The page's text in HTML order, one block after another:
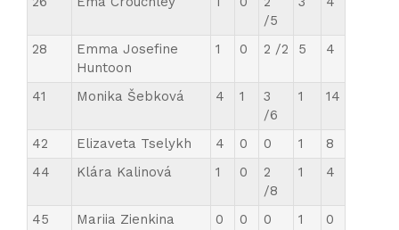
/5
28
Emma Josefine
Huntoon
1 0 2 /2 5 4
41 Monika Šebková 4 1
3
/6
1 14
42 Elizaveta Tselykh 4 0 0 1
8
44
Klára Kalinová 1 0
2
/8
1 4
45 Mariia Zienkina 0 0 0 1
0